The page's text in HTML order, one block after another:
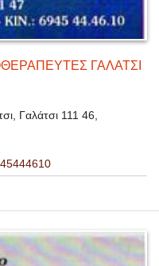
ΓΑΛΑΤΣΙ
Γαλάτσι 111 46,